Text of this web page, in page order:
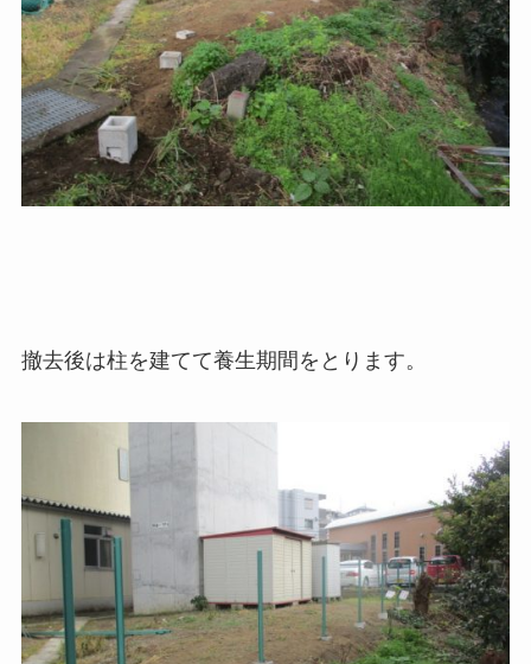
撤去後は柱を建てて養生期間をとります。